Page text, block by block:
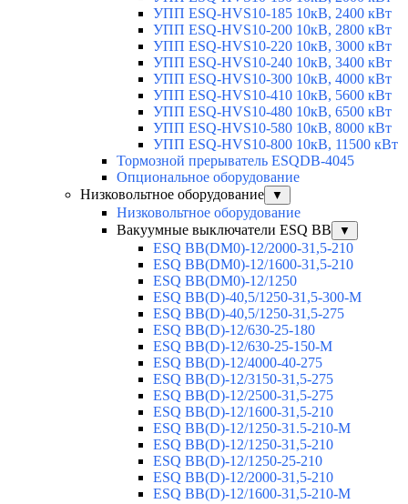
УПП ESQ-HVS10-185 10кВ, 2400 кВт
УПП ESQ-HVS10-200 10кВ, 2800 кВт
УПП ESQ-HVS10-220 10кВ, 3000 кВт
УПП ESQ-HVS10-240 10кВ, 3400 кВт
УПП ESQ-HVS10-300 10кВ, 4000 кВт
УПП ESQ-HVS10-410 10кВ, 5600 кВт
УПП ESQ-HVS10-480 10кВ, 6500 кВт
УПП ESQ-HVS10-580 10кВ, 8000 кВт
УПП ESQ-HVS10-800 10кВ, 11500 кВт
Тормозной прерыватель ESQDB-4045
Опциональное оборудование
Низковольтное оборудование
▼
Низковольтное оборудование
Вакуумные выключатели ESQ BB
▼
ESQ ВВ(DM0)-12/2000-31,5-210
ESQ ВВ(DM0)-12/1600-31,5-210
ESQ ВВ(DM0)-12/1250
ESQ ВВ(D)-40,5/1250-31,5-300-М
ESQ ВВ(D)-40,5/1250-31,5-275
ESQ ВВ(D)-12/630-25-180
ESQ ВВ(D)-12/630-25-150-М
ESQ ВВ(D)-12/4000-40-275
ESQ ВВ(D)-12/3150-31,5-275
ESQ ВВ(D)-12/2500-31,5-275
ESQ ВВ(D)-12/1600-31,5-210
ESQ ВВ(D)-12/1250-31.5-210-М
ESQ ВВ(D)-12/1250-31,5-210
ESQ ВВ(D)-12/1250-25-210
ESQ BB(D)-12/2000-31,5-210
ESQ BB(D)-12/1600-31,5-210-М